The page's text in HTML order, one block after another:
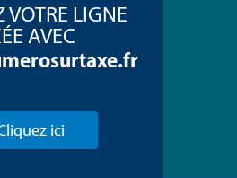
VOTRE LIGNE
AVEC
ici